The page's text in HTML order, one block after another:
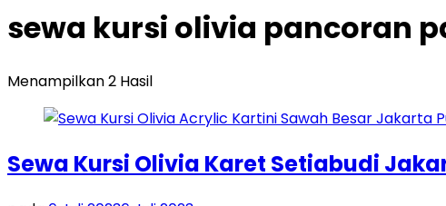
sewa kursi olivia pancoran
Menampilkan 2 Hasil
Sewa Kursi Olivia Karet Setiabudi